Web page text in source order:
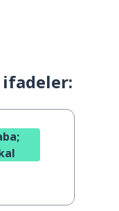
ifadeler: